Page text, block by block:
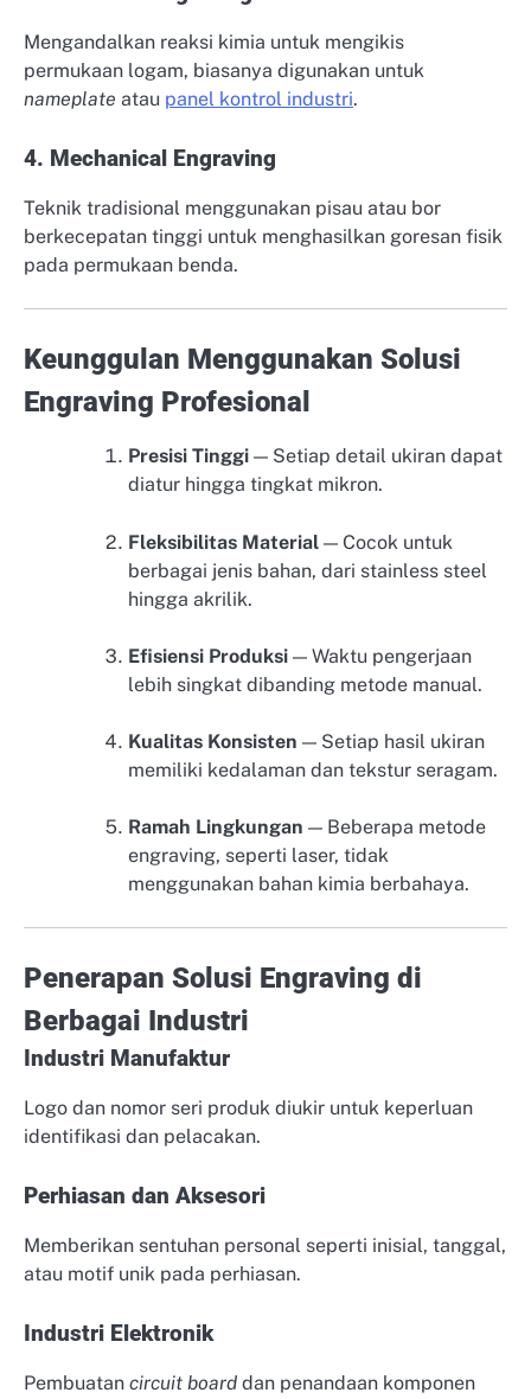
Mengandalkan reaksi kimia untuk mengikis
permukaan logam, biasanya digunakan untuk
nameplate atau panel kontrol industri.
4. Mechanical Engraving
Teknik tradisional menggunakan pisau atau bor
berkecepatan tinggi untuk menghasilkan goresan fisik
pada permukaan benda.
Keunggulan Menggunakan Solusi
Engraving Profesional
Presisi Tinggi — Setiap detail ukiran dapat
diatur hingga tingkat mikron.
Fleksibilitas Material — Cocok untuk
berbagai jenis bahan, dari stainless steel
hingga akrilik.
Efisiensi Produksi — Waktu pengerjaan
lebih singkat dibanding metode manual.
Kualitas Konsisten — Setiap hasil ukiran
memiliki kedalaman dan tekstur seragam.
Ramah Lingkungan — Beberapa metode
engraving, seperti laser, tidak
menggunakan bahan kimia berbahaya.
Penerapan Solusi Engraving di
Berbagai Industri
Industri Manufaktur
Logo dan nomor seri produk diukir untuk keperluan
identifikasi dan pelacakan.
Perhiasan dan Aksesori
Memberikan sentuhan personal seperti inisial, tanggal,
atau motif unik pada perhiasan.
Industri Elektronik
Pembuatan circuit board dan penandaan komponen